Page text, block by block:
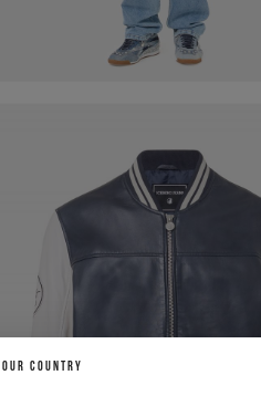
COUNTRY